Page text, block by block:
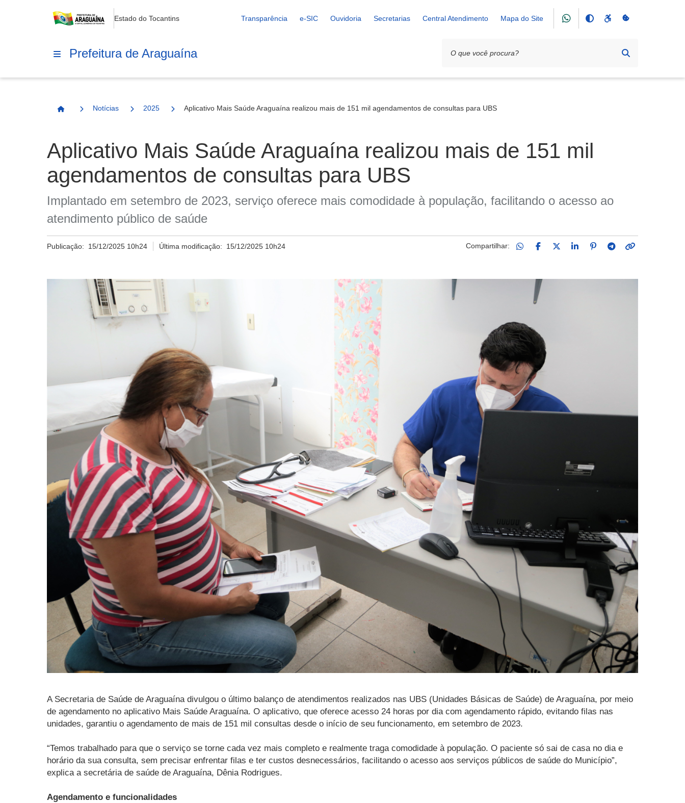
Estado do Tocantins Transparência e-SIC Ouvidoria Secretarias Central Atendimento Mapa do Site
Prefeitura de Araguaína
Página Inicial
Notícias 2025 Aplicativo Mais Saúde Araguaína realizou mais de 151 mil agendamentos de consultas para UBS
Aplicativo Mais Saúde Araguaína realizou mais de 151 mil
agendamentos de consultas para UBS
Implantado em setembro de 2023, serviço oferece mais comodidade à população, facilitando o acesso ao
atendimento público de saúde
Publicação: 15/12/2025 10h24 Última modificação: 15/12/2025 10h24 Compartilhar:
A Secretaria de Saúde de Araguaína divulgou o último balanço de atendimentos realizados nas UBS (Unidades Básicas de Saúde) de Araguaína, por meio
de agendamento no aplicativo Mais Saúde Araguaína. O aplicativo, que oferece acesso 24 horas por dia com agendamento rápido, evitando filas nas
unidades, garantiu o agendamento de mais de 151 mil consultas desde o início de seu funcionamento, em setembro de 2023.
“Temos trabalhado para que o serviço se torne cada vez mais completo e realmente traga comodidade à população. O paciente só sai de casa no dia e
horário da sua consulta, sem precisar enfrentar filas e ter custos desnecessários, facilitando o acesso aos serviços públicos de saúde do Município”,
explica a secretária de saúde de Araguaína, Dênia Rodrigues.
Agendamento e funcionalidades